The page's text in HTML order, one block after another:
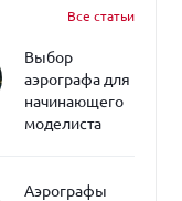
Все статьи
Выбор
аэрографа для
начинающего
моделиста
Аэрографы